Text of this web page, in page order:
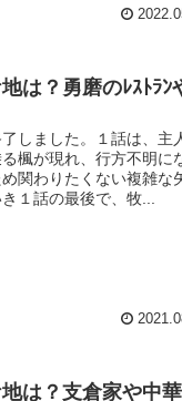
は？勇磨のﾚｽﾄﾗﾝ
しました。１話は、主
楓が現れ、行方不明に
関わりたくない複雑な
１話の最後で、牧...
は？支倉家や中